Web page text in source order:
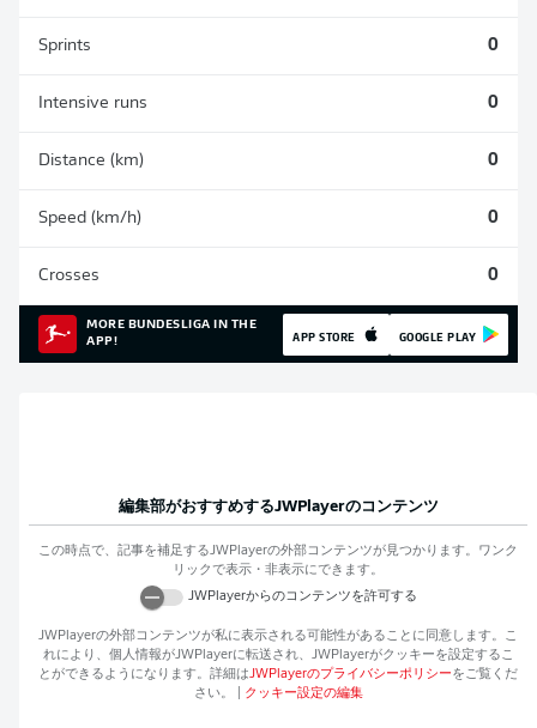
Sprints 0
Intensive runs 0
Distance (km) 0
Speed (km/h) 0
Crosses 0
MORE BUNDESLIGA IN THE
APP!
APP STORE GOOGLE PLAY
編集部がおすすめするJWPlayerのコンテンツ
この時点で、記事を補足するJWPlayerの外部コンテンツが見つかります。ワンク
リックで表示・非表示にできます。
JWPlayerからのコンテンツを許可する
JWPlayerの外部コンテンツが私に表示される可能性があることに同意します。こ
れにより、個人情報がJWPlayerに転送され、 JWPlayerがクッキーを設定するこ
とができるようになります。詳細はJWPlayerのプライバシーポリシーをご覧くだ
さい。
クッキー設定の編集